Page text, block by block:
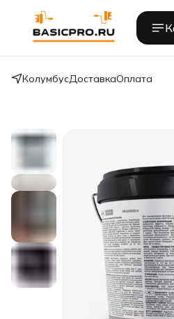
КолумбусДоставкаОплата